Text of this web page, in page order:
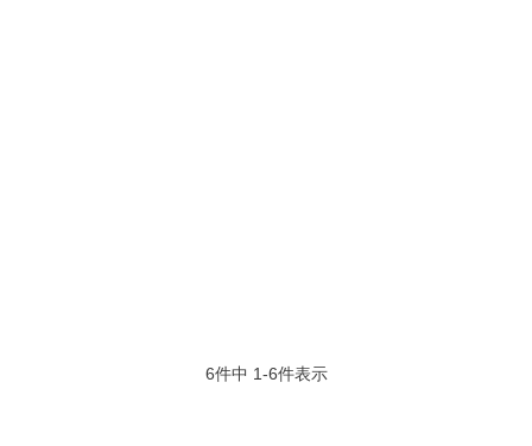
6件中 1-6件表示